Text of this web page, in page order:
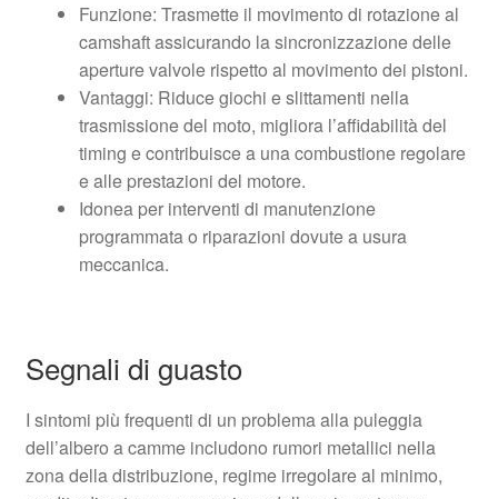
Funzione: Trasmette il movimento di rotazione al
camshaft assicurando la sincronizzazione delle
aperture valvole rispetto al movimento dei pistoni.
Vantaggi: Riduce giochi e slittamenti nella
trasmissione del moto, migliora l’affidabilità del
timing e contribuisce a una combustione regolare
e alle prestazioni del motore.
Idonea per interventi di manutenzione
programmata o riparazioni dovute a usura
meccanica.
Segnali di guasto
I sintomi più frequenti di un problema alla puleggia
dell’albero a camme includono rumori metallici nella
zona della distribuzione, regime irregolare al minimo,